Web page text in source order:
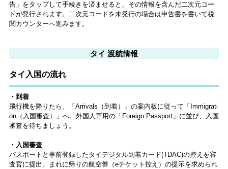
告」をタップして手続きを済ませると、その情報を含んだ二次元コー
ドが発行されます。二次元コードを未発行の場合は申告書を書いて税
関カウンターへ進みます。
タイ 渡航情報
タイ入国の流れ
・到着
飛行機を降りたら、「Arrivals（到着）」の案内板に従って「Immigrati
on（入国審査）」へ。外国人専用の「Foreign Passport」に並び、入国
審査を待ちましょう。
・入国審査
パスポートと事前登録したタイデジタル到着カード(TDAC)の控えを審
査官に提出。まれに帰りの航空券（eチケット控え）の提示を求められ